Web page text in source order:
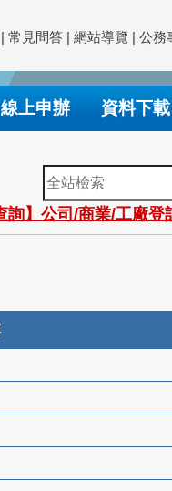
| 常見問答 | 網站導覽 | 公務
線上申辦 資料下載
全
站
檢
索
詢】公司/商業/工廠登